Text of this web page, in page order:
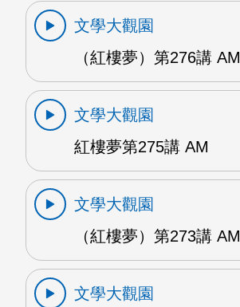
文學大觀園
（紅樓夢）第276講 AM
文學大觀園
紅樓夢第275講 AM
文學大觀園
（紅樓夢）第273講 AM
文學大觀園